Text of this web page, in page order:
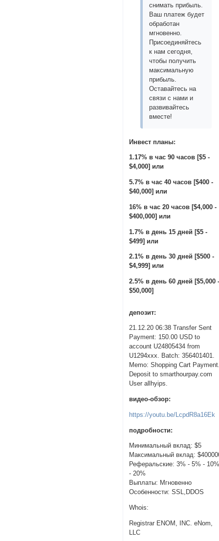
снимать прибыль.
Ваш платеж будет
обработан
мгновенно.
Присоединяйтесь
к нам сегодня,
чтобы получить
максимальную
прибыль.
Оставайтесь на
связи с нами и
развивайтесь
вместе!
Инвест планы:
1.17% в час 90 часов [$5 -
$4,000] или
5.7% в час 40 часов [$400 -
$40,000] или
16% в час 20 часов [$4,000 -
$400,000] или
1.7% в день 15 дней [$5 -
$499] или
2.1% в день 30 дней [$500 -
$4,999] или
2.5% в день 60 дней [$5,000
$50,000]
депозит:
21.12.20 06:38 Transfer Sent
Payment: 150.00 USD to
account U24805434 from
U1294xxx. Batch: 356401401.
Memo: Shopping Cart
Deposit to smarthourpay.com
User allhyips.
видео-обзор:
https://youtu.be/LcpdR8a16Ek
подробности:
Минимальный вклад: $5
Максимальный вклад:
Реферальские: 3% - 5% -
- 20%
Выплаты: Мгновенно
Особенности: SSL,DDOS
Whois:
Registrar ENOM, INC. eNom,
LLC